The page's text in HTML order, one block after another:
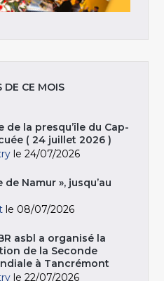
DE CE MOIS
de la presqu’île du Cap-
( 24 juillet 2026 )
le 24/07/2026
de Namur », jusqu’au
le 08/07/2026
asbl a organisé la
de la Seconde
à Tancrémont
le 22/07/2026